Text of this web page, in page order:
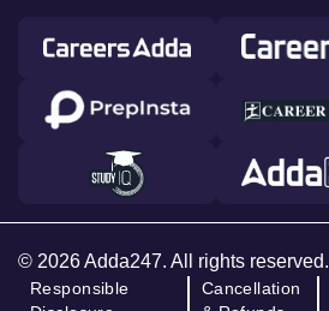
© 2026 Adda247. All rights reserved.
Responsible
Cancellation